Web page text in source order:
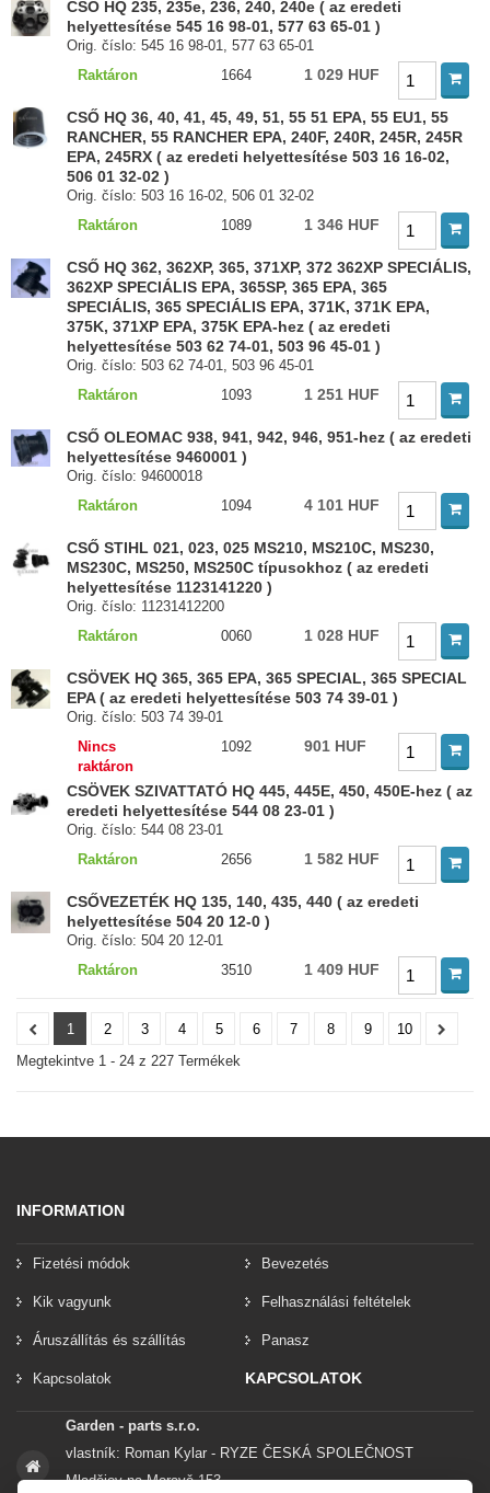
CSŐ HQ 235, 235e, 236, 240, 240e ( az eredeti
helyettesítése 545 16 98-01, 577 63 65-01 )
Orig. číslo: 545 16 98-01, 577 63 65-01
Raktáron
1664 1 029 HUF
CSŐ HQ 36, 40, 41, 45, 49, 51, 55 51 EPA, 55 EU1, 55
RANCHER, 55 RANCHER EPA, 240F, 240R, 245R, 245R
EPA, 245RX ( az eredeti helyettesítése 503 16 16-02,
506 01 32-02 )
Orig. číslo: 503 16 16-02, 506 01 32-02
Raktáron
1089 1 346 HUF
CSŐ HQ 362, 362XP, 365, 371XP, 372 362XP SPECIÁLIS,
362XP SPECIÁLIS EPA, 365SP, 365 EPA, 365
SPECIÁLIS, 365 SPECIÁLIS EPA, 371K, 371K EPA,
375K, 371XP EPA, 375K EPA-hez ( az eredeti
helyettesítése 503 62 74-01, 503 96 45-01 )
Orig. číslo: 503 62 74-01, 503 96 45-01
Raktáron
1093 1 251 HUF
CSŐ OLEOMAC 938, 941, 942, 946, 951-hez ( az eredeti
helyettesítése 9460001 )
Orig. číslo: 94600018
Raktáron
1094 4 101 HUF
CSŐ STIHL 021, 023, 025 MS210, MS210C, MS230,
MS230C, MS250, MS250C típusokhoz ( az eredeti
helyettesítése 1123141220 )
Orig. číslo: 11231412200
Raktáron
0060 1 028 HUF
CSÖVEK HQ 365, 365 EPA, 365 SPECIAL, 365 SPECIAL
EPA ( az eredeti helyettesítése 503 74 39-01 )
Orig. číslo: 503 74 39-01
Nincs
raktáron
1092 901 HUF
CSÖVEK SZIVATTATÓ HQ 445, 445E, 450, 450E-hez ( az
eredeti helyettesítése 544 08 23-01 )
Orig. číslo: 544 08 23-01
Raktáron
2656 1 582 HUF
CSŐVEZETÉK HQ 135, 140, 435, 440 ( az eredeti
helyettesítése 504 20 12-0 )
Orig. číslo: 504 20 12-01
Raktáron
3510 1 409 HUF
1 2 3 4 5 6 7 8 9
10
Megtekintve 1 - 24 z 227 Termékek
INFORMATION
Fizetési módok Bevezetés
Kik vagyunk Felhasználási feltételek
Áruszállítás és szállítás Panasz
Kapcsolatok KAPCSOLATOK
Garden - parts s.r.o.
vlastník: Roman Kylar - RYZE ČESKÁ SPOLEČNOST
Mladějov na Moravě 153